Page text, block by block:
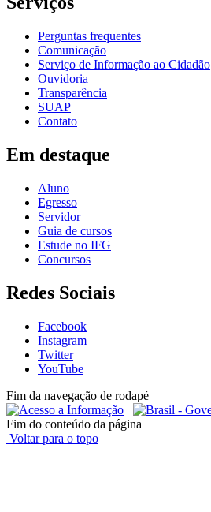
Perguntas frequentes
Comunicação
Serviço de Informação ao Cidadão
Ouvidoria
Transparência
SUAP
Contato
Em destaque
Aluno
Egresso
Servidor
Guia de cursos
Estude no IFG
Concursos
Redes Sociais
Facebook
Instagram
Twitter
YouTube
Fim da navegação de rodapé
Fim do conteúdo da página
Voltar para o topo